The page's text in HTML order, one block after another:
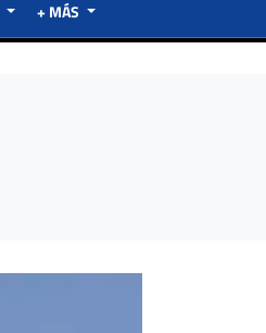
+ MÁS